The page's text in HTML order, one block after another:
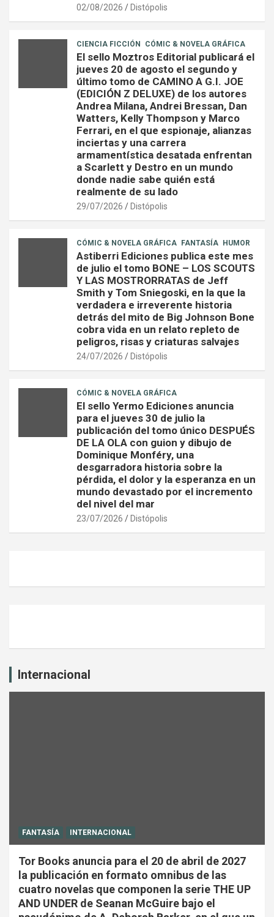
02/08/2026 Distópolis
CIENCIA FICCIÓN CÓMIC & NOVELA GRÁFICA
El sello Moztros Editorial publicará el
jueves 20 de agosto el segundo y
último tomo de CAMINO A G.I. JOE
(EDICIÓN Z DELUXE) de los autores
Andrea Milana, Andrei Bressan, Dan
Watters, Kelly Thompson y Marco
Ferrari, en el que espionaje, alianzas
inciertas y una carrera
armamentística desatada enfrentan
a Scarlett y Destro en un mundo
donde nadie sabe quién está
realmente de su lado
29/07/2026 Distópolis
CÓMIC & NOVELA GRÁFICA FANTASÍA HUMOR
Astiberri Ediciones publica este mes
de julio el tomo BONE – LOS SCOUTS
Y LAS MOSTRORRATAS de Jeff
Smith y Tom Sniegoski, en la que la
verdadera e irreverente historia
detrás del mito de Big Johnson Bone
cobra vida en un relato repleto de
peligros, risas y criaturas salvajes
24/07/2026 Distópolis
CÓMIC & NOVELA GRÁFICA
El sello Yermo Ediciones anuncia
para el jueves 30 de julio la
publicación del tomo único DESPUÉS
DE LA OLA con guion y dibujo de
Dominique Monféry, una
desgarradora historia sobre la
pérdida, el dolor y la esperanza en un
mundo devastado por el incremento
del nivel del mar
23/07/2026 Distópolis
Internacional
FANTASÍA INTERNACIONAL
Tor Books anuncia para el 20 de abril de 2027
la publicación en formato omnibus de las
cuatro novelas que componen la serie THE UP
AND UNDER de Seanan McGuire bajo el